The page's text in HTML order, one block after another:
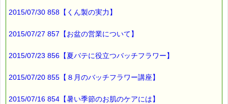
━━━━━━━━☆
ｅクーポン：****-******
タイプ ：くじタイプ
───────────────────────────────
200円（1等）～50円（3等）の範囲内で割引きになります。
2015/07/30 858【くん製の実力】
2015/07/27 857【お盆の営業について】
2015/07/23 856【夏バテに役立つバッチフラワー】
2015/07/20 855【８月のバッチフラワー講座】
2015/07/16 854【暑い季節のお肌のケアには】